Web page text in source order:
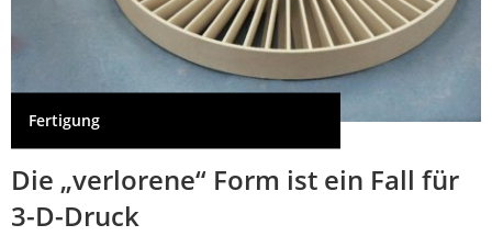
Fertigung
Die „verlorene“ Form ist ein Fall für
3-D-Druck